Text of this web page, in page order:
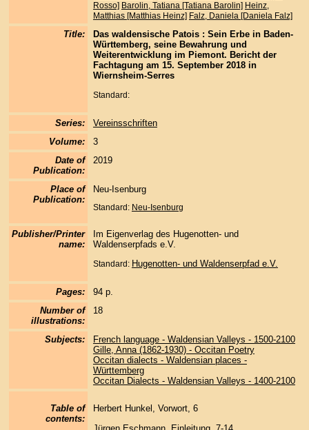
Rosso] Barolin, Tatiana [Tatiana Barolin] Heinz,
Matthias [Matthias Heinz] Falz, Daniela [Daniela Falz]
Title:
Das waldensische Patois : Sein Erbe in Baden-
Württemberg, seine Bewahrung und
Weiterentwicklung im Piemont. Bericht der
Fachtagung am 15. September 2018 in
Wiernsheim-Serres
Standard:
Series:
Vereinsschriften
Volume:
3
Date of
Publication:
2019
Place of
Publication:
Neu-Isenburg
Standard: Neu-Isenburg
Publisher/Printer
name:
Im Eigenverlag des Hugenotten- und
Waldenserpfads e.V.
Standard: Hugenotten- und Waldenserpfad e.V.
Pages:
94 p.
Number of
illustrations:
18
Subjects:
French language - Waldensian Valleys - 1500-2100
Gille, Anna (1862-1930) - Occitan Poetry
Occitan dialects - Waldensian places -
Württemberg
Occitan Dialects - Waldensian Valleys - 1400-2100
Table of
contents:
Herbert Hunkel, Vorwort, 6